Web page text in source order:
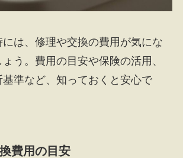
は、修理や交換の費用が気にな
う。費用の目安や保険の活用、
準など、知っておくと安心で
費用の目安